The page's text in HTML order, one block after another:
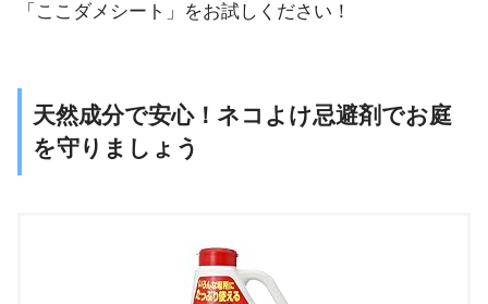
「ここダメシート」をお試しください！
天然成分で安心！ネコよけ忌避剤でお庭
を守りましょう